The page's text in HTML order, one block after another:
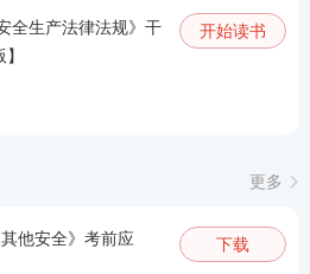
全生产法律法规》干
开始读书
更多
他安全》考前应
下载